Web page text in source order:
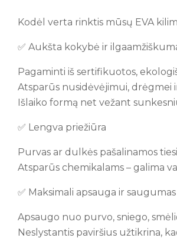
Kodėl verta rinktis mūsų EVA
✅ Aukšta kokybė ir
Pagaminti iš sertifikuotos,
Atsparūs nusidėvėjimui, drėgmei
Išlaiko formą net vežant
✅ Lengva priežiūra
Purvas ar dulkės pašalinamos
Atsparūs chemikalams – galima
✅ Maksimali apsauga ir saugumas
Apsaugo nuo purvo, sniego,
Neslystantis paviršius užtikrina,